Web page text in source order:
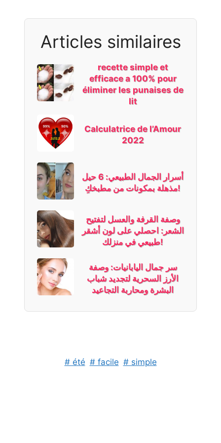
Articles similaires
recette simple et
efficace a 100% pour
éliminer les punaises de
lit
Calculatrice de l’Amour
2022
أسرار الجمال الطبيعي: 6 حيل
مذهلة بمكونات من مطبخكِ!
وصفة القرفة والعسل لتفتيح
الشعر: احصلي على لون أشقر
طبيعي في منزلك!
سر جمال اليابانيات: وصفة
الأرز السحرية لتجديد شباب
البشرة ومحاربة التجاعيد
# été # facile # simple